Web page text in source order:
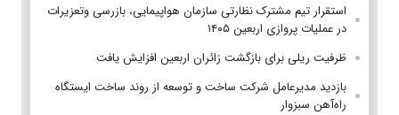
استقرار تیم مشترک نظارتی سازمان هواپیمایی، بازرسی وتعزیرات
در عملیات پروازی اربعین ۱۴۰۵
ظرفیت ریلی برای بازگشت زائران اربعین افزایش یافت
بازدید مدیرعامل شرکت ساخت و توسعه از روند ساخت ایستگاه
راه‌آهن سبزوار